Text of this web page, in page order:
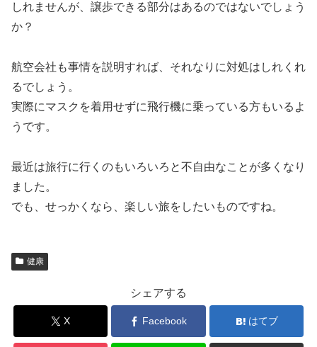
しれませんが、譲歩できる部分はあるのではないでしょう
か？
航空会社も事情を説明すれば、それなりに対処はしれくれ
るでしょう。
実際にマスクを着用せずに飛行機に乗っている方もいるよ
うです。
最近は旅行に行くのもいろいろと不自由なことが多くなり
ました。
でも、せっかくなら、楽しい旅をしたいものですね。
健康
シェアする
X Facebook はてブ